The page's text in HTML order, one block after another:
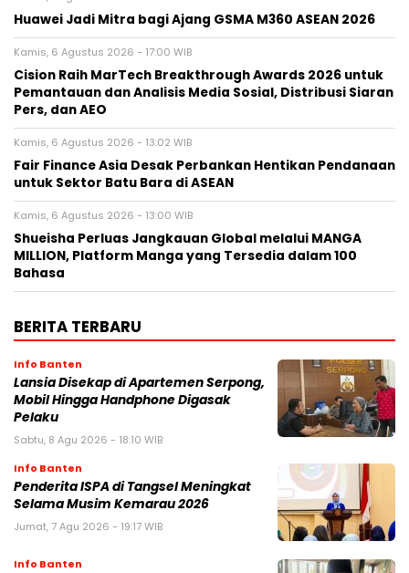
Huawei Jadi Mitra bagi Ajang GSMA M360 ASEAN 2026
Kamis, 6 Agustus 2026 - 17:00 WIB
Cision Raih MarTech Breakthrough Awards 2026 untuk
Pemantauan dan Analisis Media Sosial, Distribusi Siaran
Pers, dan AEO
Kamis, 6 Agustus 2026 - 13:02 WIB
Fair Finance Asia Desak Perbankan Hentikan Pendanaan
untuk Sektor Batu Bara di ASEAN
Kamis, 6 Agustus 2026 - 13:00 WIB
Shueisha Perluas Jangkauan Global melalui MANGA
MILLION, Platform Manga yang Tersedia dalam 100
Bahasa
BERITA TERBARU
Info Banten
Lansia Disekap di Apartemen Serpong,
Mobil Hingga Handphone Digasak
Pelaku
Sabtu, 8 Agu 2026 - 18:10 WIB
Info Banten
Penderita ISPA di Tangsel Meningkat
Selama Musim Kemarau 2026
Jumat, 7 Agu 2026 - 19:17 WIB
Info Banten